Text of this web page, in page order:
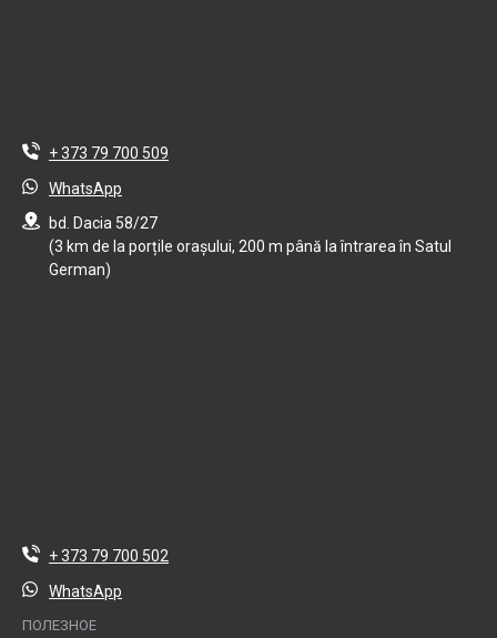
+ 373 79 700 509
WhatsApp
bd. Dacia 58/27
(3 km de la porțile orașului, 200 m până la întrarea în Satul
German)
+ 373 79 700 502
WhatsApp
ПОЛЕЗНОЕ